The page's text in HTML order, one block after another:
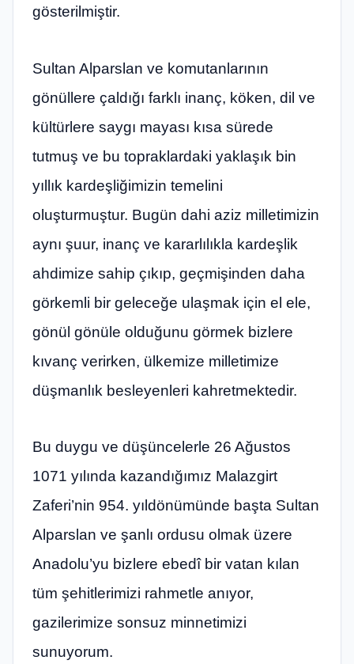
gösterilmiştir.
Sultan Alparslan ve komutanlarının
gönüllere çaldığı farklı inanç, köken, dil ve
kültürlere saygı mayası kısa sürede
tutmuş ve bu topraklardaki yaklaşık bin
yıllık kardeşliğimizin temelini
oluşturmuştur. Bugün dahi aziz milletimizin
aynı şuur, inanç ve kararlılıkla kardeşlik
ahdimize sahip çıkıp, geçmişinden daha
görkemli bir geleceğe ulaşmak için el ele,
gönül gönüle olduğunu görmek bizlere
kıvanç verirken, ülkemize milletimize
düşmanlık besleyenleri kahretmektedir.
Bu duygu ve düşüncelerle 26 Ağustos
1071 yılında kazandığımız Malazgirt
Zaferi’nin 954. yıldönümünde başta Sultan
Alparslan ve şanlı ordusu olmak üzere
Anadolu’yu bizlere ebedî bir vatan kılan
tüm şehitlerimizi rahmetle anıyor,
gazilerimize sonsuz minnetimizi
sunuyorum.